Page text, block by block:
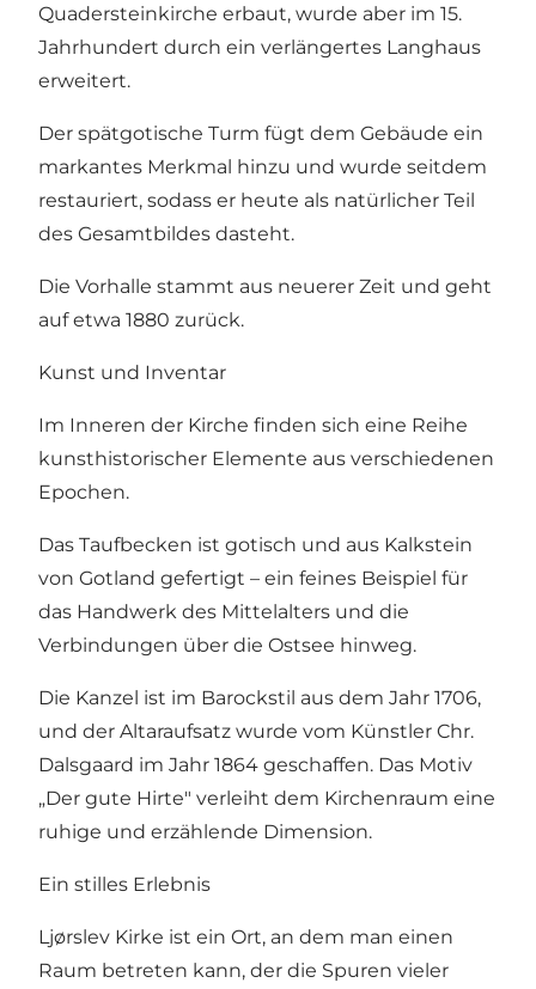
Quadersteinkirche erbaut, wurde aber im 15.
Jahrhundert durch ein verlängertes Langhaus
erweitert.
Der spätgotische Turm fügt dem Gebäude ein
markantes Merkmal hinzu und wurde seitdem
restauriert, sodass er heute als natürlicher Teil
des Gesamtbildes dasteht.
Die Vorhalle stammt aus neuerer Zeit und geht
auf etwa 1880 zurück.
Kunst und Inventar
Im Inneren der Kirche finden sich eine Reihe
kunsthistorischer Elemente aus verschiedenen
Epochen.
Das Taufbecken ist gotisch und aus Kalkstein
von Gotland gefertigt – ein feines Beispiel für
das Handwerk des Mittelalters und die
Verbindungen über die Ostsee hinweg.
Die Kanzel ist im Barockstil aus dem Jahr 1706,
und der Altaraufsatz wurde vom Künstler Chr.
Dalsgaard im Jahr 1864 geschaffen. Das Motiv
„Der gute Hirte" verleiht dem Kirchenraum eine
ruhige und erzählende Dimension.
Ein stilles Erlebnis
Ljørslev Kirke ist ein Ort, an dem man einen
Raum betreten kann, der die Spuren vieler